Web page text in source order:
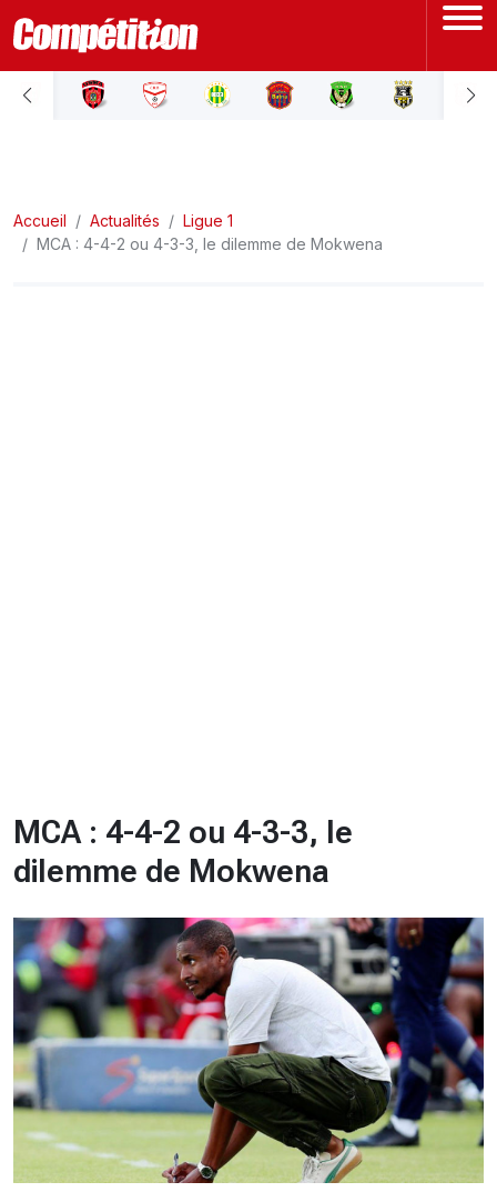
ACCUEIL
LIGUE 2
Accueil Actualités
Ligue 1
MCA : 4-4-2 ou 4-3-3, le dilemme de Mokwena
MCA : 4-4-2 ou 4-3-3, le
dilemme de Mokwena